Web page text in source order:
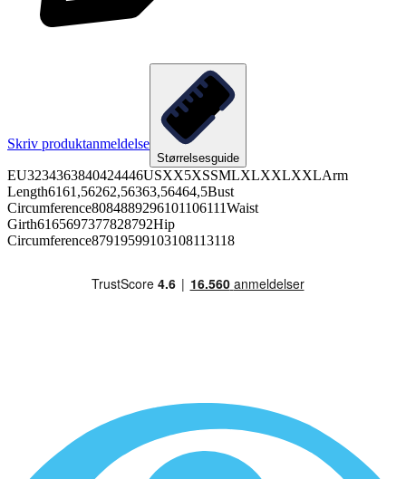
Skriv produktanmeldelse
Størrelsesguide
EU3234363840424446USXX5XSSMLXLXXLXXLArm
Length6161,56262,56363,56464,5Bust
Circumference8084889296101106111Waist
Girth6165697377828792Hip
Circumference87919599103108113118